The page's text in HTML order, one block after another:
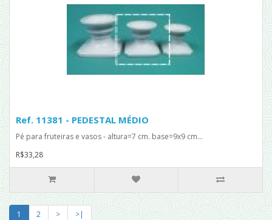
Ref. 11381 - PEDESTAL MÉDIO
Pé para fruteiras e vasos - altura=7 cm. base=9x9 cm...
R$33,28
1 2 >
>|